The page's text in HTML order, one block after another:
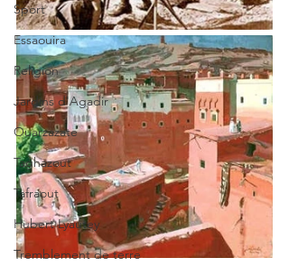
Sport
Essaouira
Religion
Jardins d'Agadir
Ouarzazate
Taghazout
Tafraout
Hubert Lyautey
Tremblement de terre